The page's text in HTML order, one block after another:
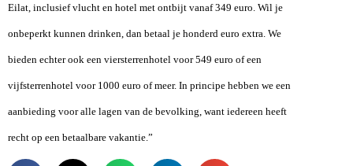
Eilat, inclusief vlucht en hotel met ontbijt vanaf 349 euro. Wil je
onbeperkt kunnen drinken, dan betaal je honderd euro extra. We
bieden echter ook een viersterrenhotel voor 549 euro of een
vijfsterrenhotel voor 1000 euro of meer. In principe hebben we een
aanbieding voor alle lagen van de bevolking, want iedereen heeft
recht op een betaalbare vakantie.”